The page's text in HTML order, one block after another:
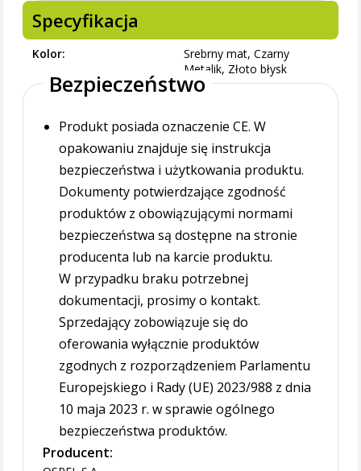
Specyfikacja
Kolor
Srebrny mat, Czarny
Metalik, Złoto błysk
Bezpieczeństwo
Produkt posiada oznaczenie CE. W
opakowaniu znajduje się instrukcja
bezpieczeństwa i użytkowania produktu.
Dokumenty potwierdzające zgodność
produktów z obowiązującymi normami
bezpieczeństwa są dostępne na stronie
producenta lub na karcie produktu.
W przypadku braku potrzebnej
dokumentacji, prosimy o kontakt.
Sprzedający zobowiązuje się do
oferowania wyłącznie produktów
zgodnych z rozporządzeniem Parlamentu
Europejskiego i Rady (UE) 2023/988 z dnia
10 maja 2023 r. w sprawie ogólnego
bezpieczeństwa produktów.
Producent: